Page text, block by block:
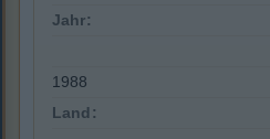
Jahr:
1988
Land: